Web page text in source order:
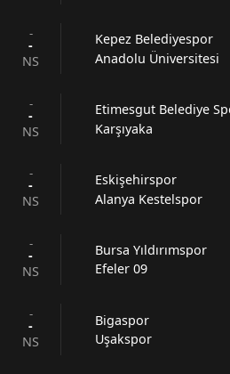
-
-
NS
Kepez Belediyespor
Anadolu Üniversitesi
-
-
NS
Etimesgut Belediye
Karşıyaka
-
-
NS
Eskişehirspor
Alanya Kestelspor
-
-
NS
Bursa Yıldırımspor
Efeler 09
-
-
NS
Bigaspor
Uşakspor